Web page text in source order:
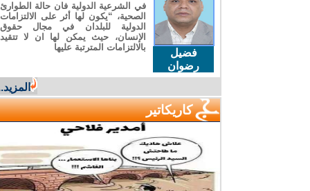
فضيل
رضوان
في الشرعية الدولية فان حالة الطوارئ
الصحية، “يكون لها أثر على الالتزامات
الدولية للبلدان في مجال حقوق
الإنسان، حيث يمكن لها ان لا تتقيد
بالالتزامات المترتبة عليها
المزيد...
كاريكاتير